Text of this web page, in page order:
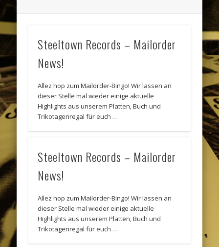
Steeltown Records – Mailorder
News!
Allez hop zum Mailorder-Bingo! Wir lassen an
dieser Stelle mal wieder einige aktuelle
Highlights aus unserem Platten, Buch und
Trikotagenregal für euch …
Steeltown Records – Mailorder
News!
Allez hop zum Mailorder-Bingo! Wir lassen an
dieser Stelle mal wieder einige aktuelle
Highlights aus unserem Platten, Buch und
Trikotagenregal für euch …